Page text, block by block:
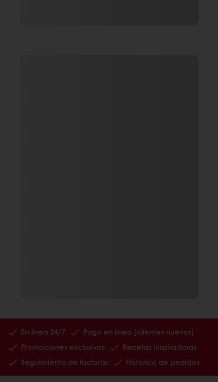
En línea 24/7
Pago en línea (clientes nuevos)
Promociones exclusivas
Recetas inspiradoras
Seguimiento de facturas
Histórico de pedidos